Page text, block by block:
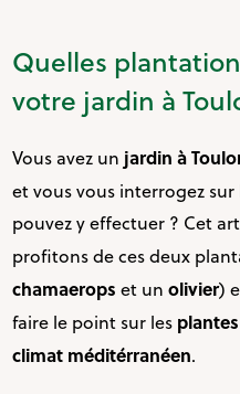
Quelles
votre jardin à
Vous avez un jardin à
et vous vous interrogez sur
pouvez y effectuer ? Cet
profitons de ces deux
chamaerops et unolivier)
faire le point sur les plantes
climat méditérranéen.